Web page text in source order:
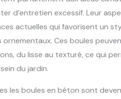
d’entretien excessif. Leur
actuelles qui favorisent un
Ces boules
du lisse au texturé, ce qui
du jardin.
les boules en béton sont